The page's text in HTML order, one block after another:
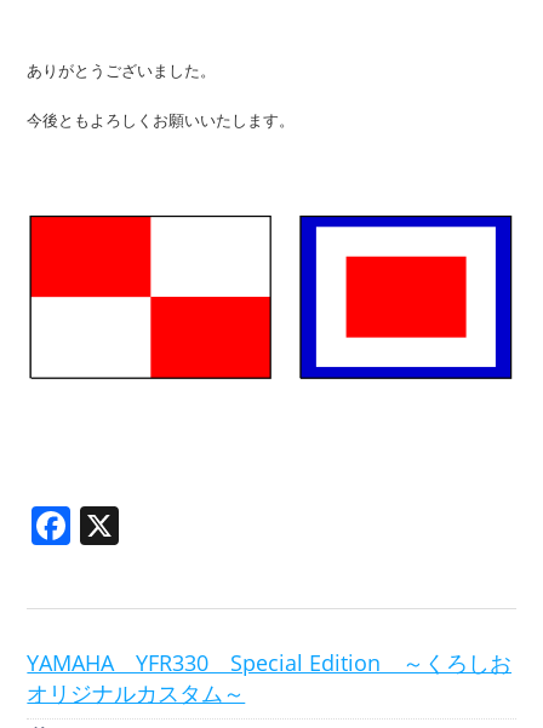
ありがとうございました。
今後ともよろしくお願いいたします。
Facebook
YAMAHA YFR330 Special Edition ～くろしお
オリジナルカスタム～